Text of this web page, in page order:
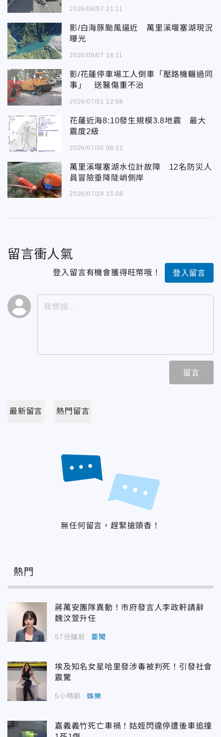
2026/08/07 21:11
影/白海豚颱風逼近 萬里溪堰塞湖現況
曝光
2026/08/07 16:11
影/花蓮停車場工人倒車「壓路機輾過同
事」 送醫傷重不治
2026/07/31 12:08
花蓮近海8:10發生規模3.8地震 最大
震度2級
2026/07/30 08:22
萬里溪堰塞湖水位計故障 12名防災人
員冒險垂降陡峭側岸
2026/07/29 15:08
留言衝人氣
登入留言有機會獲得旺幣哦！ 登入留言
留言
最新留言 熱門留言
無任何留言，趕緊搶頭香！
熱門
蔣萬安團隊異動！市府發言人李政軒請辭
魏汶萱升任
57分鐘前 要聞
埃及知名女星哈里發涉毒被判死！引發社會
震驚
5小時前 娛樂
嘉義義竹死亡車禍！姑姪閃違停遭後車追撞